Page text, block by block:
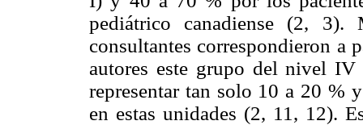
pediátrico canadiense (2,
consultantes correspondieron a
autores este grupo del nivel
representar tan solo 10 a 20 %
en estas unidades (2, 11, 12).